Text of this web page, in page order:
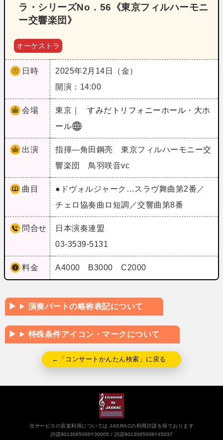
ラ・シリーズNo．56《東京フィルハーモニ
ー交響楽団》
オーケストラ
日時
2025年2月14日（金）
開演：14:00
会場 東京｜
すみだトリフォニーホール・大ホ
ール
出演
指揮―角田鋼亮 東京フィルハーモニー交
響楽団 鳥羽咲音vc
曲目
●ドヴォルジャーク…スラヴ舞曲第2番／
チェロ協奏曲ロ短調／交響曲第8番
問合せ
日本演奏連盟
03-3539-5131
料金 A4000 B3000 C2000
演奏パートの略称表記について
特殊条件アイコン・マークについて
←「コンサートかんたん検索」に戻る
当サービスの音楽利用については JASRACの利用許諾を得ております
許諾9013065006Y30005
許諾9013065008Y45037